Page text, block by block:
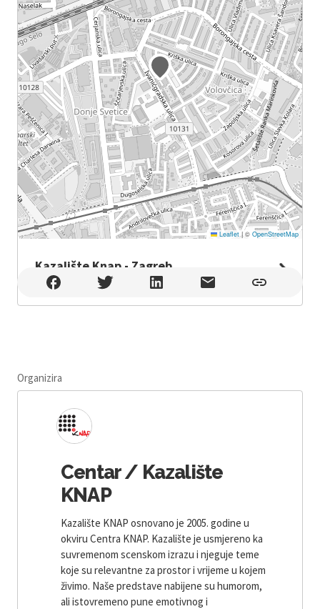
Leaflet |© OpenStreetMap
Kazalište Knap - Zagreb
Kazalište Knap - Zagreb , Zagreb
Organizira
Centar / Kazalište
KNAP
Kazalište KNAP osnovano je 2005. godine u
okviru Centra KNAP. Kazalište je usmjereno ka
suvremenom scenskom izrazu i njeguje teme
koje su relevantne za prostor i vrijeme u kojem
živimo. Naše predstave nabijene su humorom,
ali istovremeno pune emotivnog i